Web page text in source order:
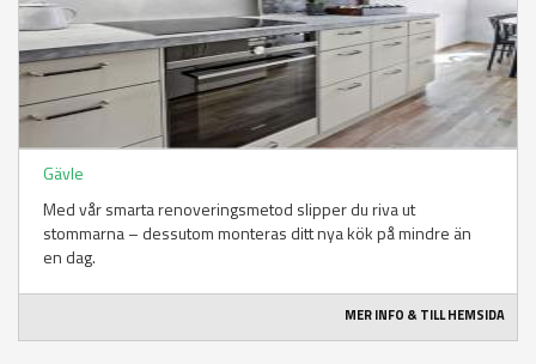
Gävle
Med vår smarta renoveringsmetod slipper du riva ut
stommarna – dessutom monteras ditt nya kök på mindre än
en dag.
MER INFO & TILL HEMSIDA